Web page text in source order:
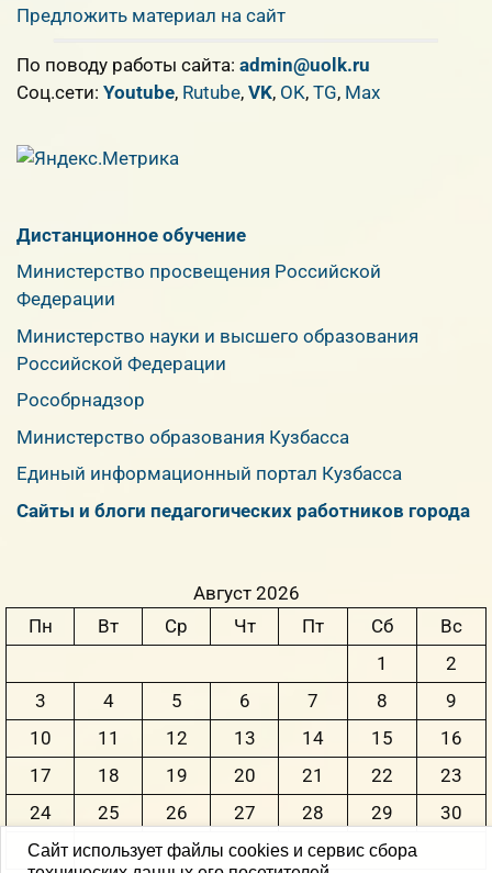
Предложить материал на сайт
По поводу работы сайта: admin@uolk.ru
Cоц.сети: Youtube, Rutube, VK, OK, TG, Max
Дистанционное обучение
Министерство просвещения Российской
Федерации
Министерство науки и высшего образования
Российской Федерации
Рособрнадзор
Министерство образования Кузбасса
Единый информационный портал Кузбасса
Сайты и блоги педагогических работников города
Август 2026
Пн
Вт Ср Чт Пт Сб
Вс
1
2
3
4 5 6 7 8
9
10
11 12 13 14 15
16
17
18 19 20 21 22
23
24
25 26 27 28 29
30
31
Сайт использует файлы cookies и сервис сбора